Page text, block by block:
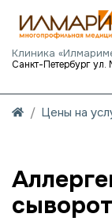
Клиника
Цены на